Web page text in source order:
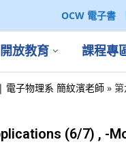
OCW 電子書
開放教育 課程專
子物理系 簡紋濱老師 »
(6/7) , -